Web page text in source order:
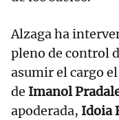
Alzaga ha
pleno de control
asumir el cargo
de Imanol
apoderada, Idoia